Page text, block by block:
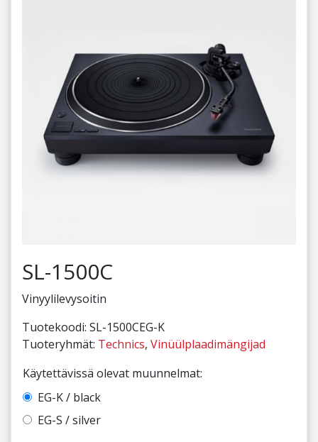
SL-1500C
Vinyylilevysoitin
Tuotekoodi: SL-1500CEG-K
Tuoteryhmät: Technics, Vinüülplaadimängijad
Käytettävissä olevat muunnelmat:
EG-K / black
EG-S / silver